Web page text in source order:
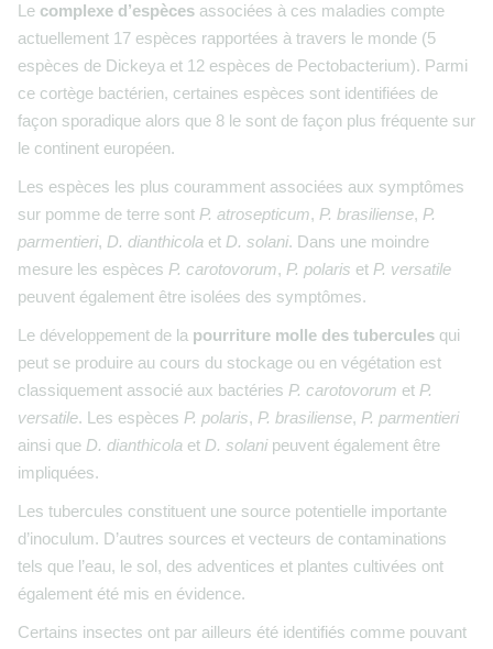
Le complexe d’espèces associées à ces maladies compte
actuellement 17 espèces rapportées à travers le monde (5
espèces de Dickeya et 12 espèces de Pectobacterium). Parmi
ce cortège bactérien, certaines espèces sont identifiées de
façon sporadique alors que 8 le sont de façon plus fréquente sur
le continent européen.
Les espèces les plus couramment associées aux symptômes
sur pomme de terre sont P. atrosepticum, P. brasiliense, P.
parmentieri, D. dianthicola et D. solani. Dans une moindre
mesure les espèces P. carotovorum, P. polaris et P. versatile
peuvent également être isolées des symptômes.
Le développement de la pourriture molle des tubercules qui
peut se produire au cours du stockage ou en végétation est
classiquement associé aux bactéries P. carotovorum et P.
versatile. Les espèces P. polaris, P. brasiliense, P. parmentieri
ainsi que D. dianthicola et D. solanipeuvent également être
impliquées.
Les tubercules constituent une source potentielle importante
d’inoculum. D’autres sources et vecteurs de contaminations
tels que l’eau, le sol, des adventices et plantes cultivées ont
également été mis en évidence.
Certains insectes ont par ailleurs été identifiés comme pouvant